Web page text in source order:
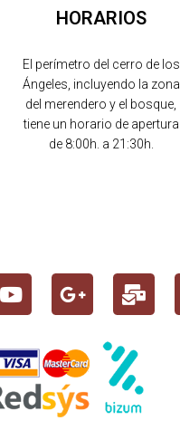
HORARIOS
El perímetro del cerro de los
Ángeles, incluyendo la zona
del merendero y el bosque,
tiene un horario de apertura
de 8:00h. a 21:30h.